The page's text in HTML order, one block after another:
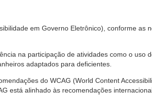
em Governo Eletrônico), conforme
na participação de atividades como o uso
adaptados para deficientes.
do WCAG (World Content
está alinhado às recomendações